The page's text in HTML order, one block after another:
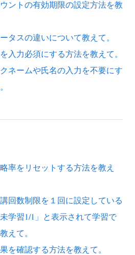
ントの有効期限の設定方法を教
タスの違いについて教えて。
入力必須にする方法を教えて。
ネームや氏名の入力を不要にす
率をリセットする方法を教え
回数制限を１回に設定している
学習1/1」と表示されて学習で
えて。
を確認する方法を教えて。